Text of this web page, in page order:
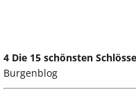
4 Die 15 schönsten
Burgenblog